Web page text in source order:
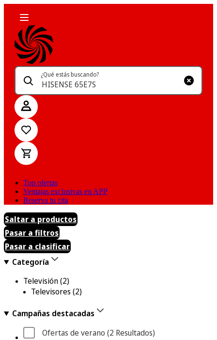
¿Qué estás buscando?
Top ofertas
Ventajas exclusivas en APP
Reserva tu cita
Saltar a productos
Pasar a filtros
Pasar a clasificar
Categoría
Televisión(2)
Televisores (2)
Campañas destacadas
Ofertas de verano (2 Resultados)